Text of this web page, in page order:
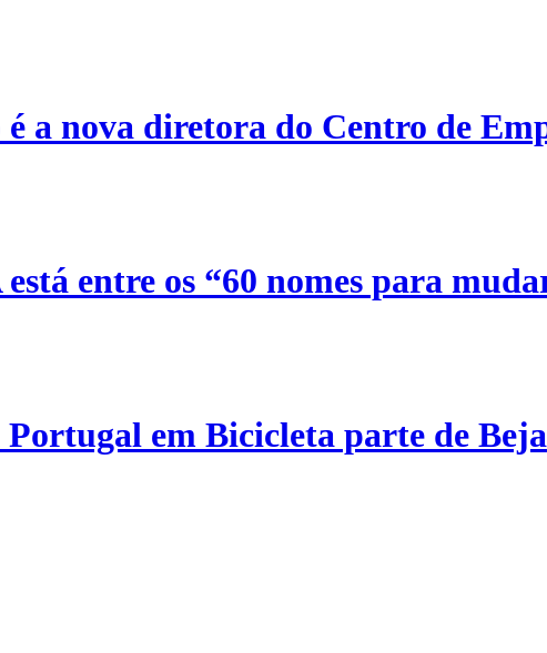
a nova diretora do Centro de
entre os “60 nomes para
Portugal em Bicicleta parte de Beja